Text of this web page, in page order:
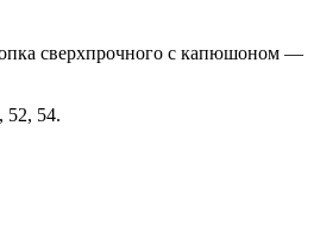
сверхпрочного с капюшоном —
54.